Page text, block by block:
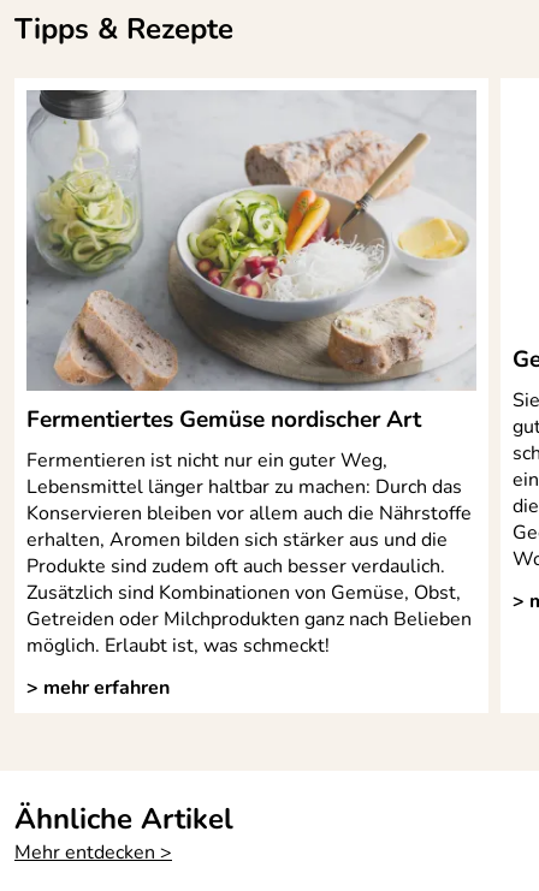
Merseyside L24 9BF, United Kingdom,
customerservice@rayware.co.uk
Verantwortliche Person: PROFINO GmbH & Co. KG,
Merscheider Straße 167, 42699 Solingen,
info@profino.de
Tipps & Rezepte
Fermentiertes Gemüse nordischer Art
Fermentieren ist nicht nur ein guter Weg,
Lebensmittel länger haltbar zu machen: Durch das
Konservieren bleiben vor allem auch die Nährstoffe
erhalten, Aromen bilden sich stärker aus und die
Produkte sind zudem oft auch besser verdaulich.
Zusätzlich sind Kombinationen von Gemüse, Obst,
Getreiden oder Milchprodukten ganz nach Belieben
möglich. Erlaubt ist, was schmeckt!
> mehr erfahren
>
Ähnliche Artikel
Mehr entdecken >